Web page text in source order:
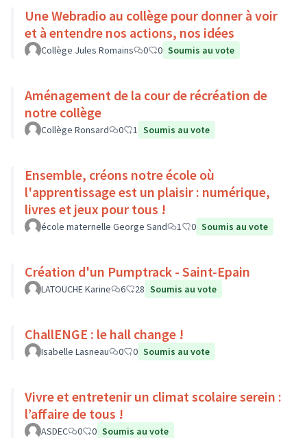
Une Webradio au collège pour donner à voir
et à entendre nos actions, nos idées
Collège Jules Romains 0 0 Soumis au vote
Aménagement de la cour de récréation de
notre collège
Collège Ronsard 0 1 Soumis au vote
Ensemble, créons notre école où
l'apprentissage est un plaisir : numérique,
livres et jeux pour tous !
école maternelle George Sand 1 0 Soumis au vote
Création d'un Pumptrack - Saint-Epain
LATOUCHE Karine 6 28 Soumis au vote
ChallENGE : le hall change !
Isabelle Lasneau 0 0 Soumis au vote
Vivre et entretenir un climat scolaire serein :
l’affaire de tous !
ASDEC 0 0 Soumis au vote